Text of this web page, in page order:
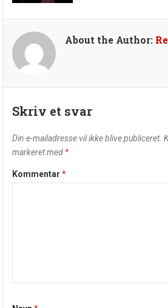
About the Author:
Skriv et svar
Din e-mailadresse vil ikke blive publiceret.
markeret med *
Kommentar*